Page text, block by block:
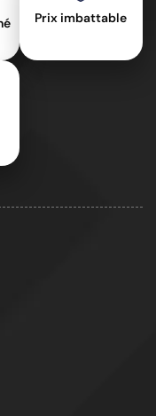
Prix imbattable